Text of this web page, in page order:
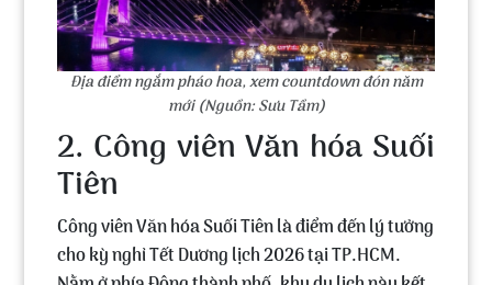
Địa điểm ngắm pháo hoa, xem countdown đón năm
mới (Nguồn: Sưu Tầm)
2. Công viên Văn hóa Suối
Tiên
Công viên Văn hóa Suối Tiênlà điểm đến lý tưởng
cho kỳ nghỉTết Dương lịch 2026tại TP.HCM.